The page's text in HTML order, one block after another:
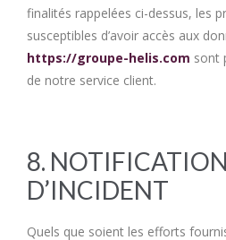
finalités rappelées ci-dessus, les
susceptibles d’avoir accès aux
https://groupe-helis.com sont
de notre service client.
8. NOTIFICATION
D’INCIDENT
Quels que soient les efforts